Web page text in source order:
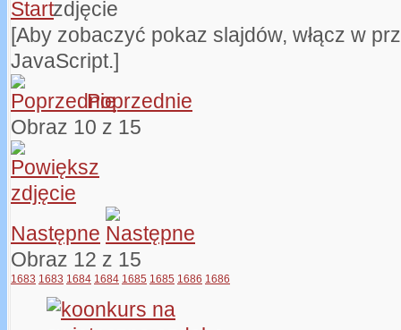
[Aby zobaczyć pokaz slajdów, włącz w
JavaScript.]
Poprzednie
Obraz 10 z 15
Następne
Obraz 12 z 15
1683 1683 1684 1684 1685 1685 1686 1686